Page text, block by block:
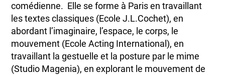
comédienne. Elle se forme à Paris en travaillant
les textes classiques (Ecole J.L.Cochet), en
abordant l’imaginaire, l’espace, le corps, le
mouvement (Ecole Acting International), en
travaillant la gestuelle et la posture par le mime
(Studio Magenia), en explorant le mouvement de